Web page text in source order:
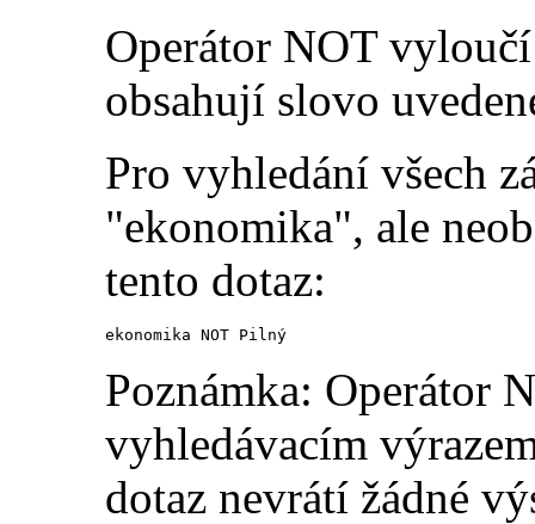
Operátor NOT
obsahují slovo
Pro vyhledání všech
"ekonomika", ale
tento dotaz:
ekonomika NOT Pilný
Poznámka: Operátor
vyhledávacím
dotaz nevrátí žádné